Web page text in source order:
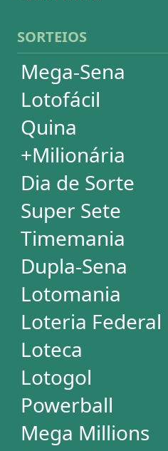
Powerball
Mega Millions
Euromillions
ESTATÍSTICAS
Mega-Sena
Lotofácil
Quina
+Milionária
Dia de Sorte
Super Sete
Timemania
Dupla-Sena
Lotomania
Powerball
Mega Millions
Euromillions